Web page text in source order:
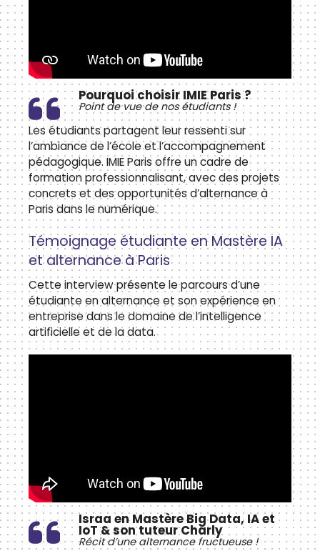
Pourquoi choisir IMIE Paris ?
Point de vue de nos étudiants !
Les étudiants partagent leur ressenti sur
l’ambiance de l’école et l’accompagnement
pédagogique. IMIE Paris offre un cadre de
formation professionnalisant, avec des projets
concrets et des opportunités d’alternance à
Paris dans le numérique.
Témoignage étudiante en Mastère IA
et alternance à Paris
Cette interview présente le parcours d’une
étudiante en alternance et son expérience en
entreprise dans le domaine de l’intelligence
artificielle et de la data.
Israa en Mastère Big Data, IA et
IoT & son tuteur Charly
Récit d’une alternance fructueuse !